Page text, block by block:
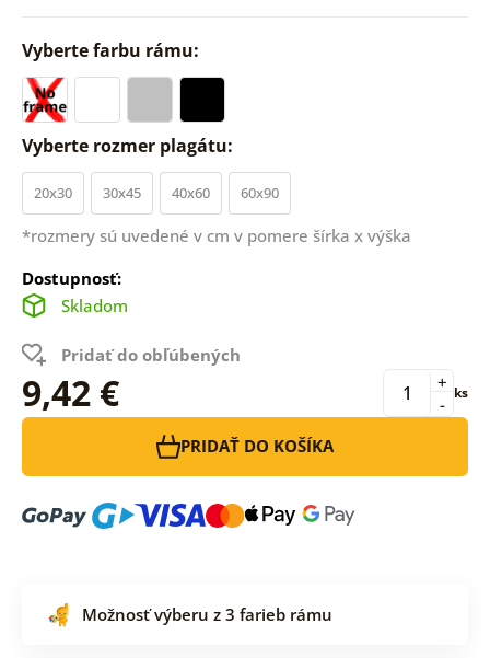
Vyberte farbu rámu:
Vyberte rozmer plagátu:
20x30 30x45 40x60 60x90
*rozmery sú uvedené v cm v pomere šírka x výška
Dostupnosť:
Skladom
Pridať do obľúbených
9,42 € -
+ ks
PRIDAŤ DO KOŠÍKA
Možnosť výberu z 3 farieb rámu